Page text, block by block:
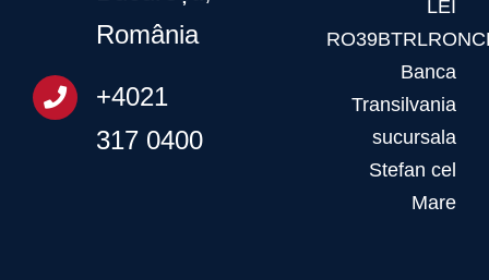
România
+4021
317 0400
LEI
Banca
Transilvania
sucursala
Stefan cel
Mare